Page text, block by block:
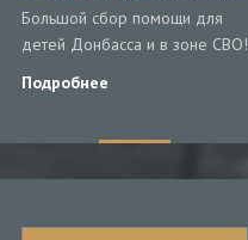
Большой сбор помощи для
детей Донбасса и в зоне СВО!
Подробнее